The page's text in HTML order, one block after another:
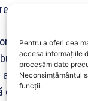
Pentru a oferi cea
accesa informațiile
procesăm date
Neconsimțământul
funcții.
alianţa cu
Nu era ceva
să fac un pas
de măsuri
că nu vor